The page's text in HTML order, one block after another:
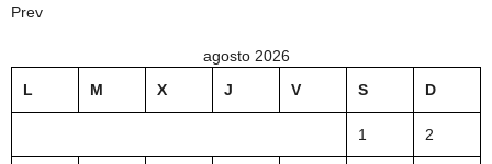
Prev
agosto 2026
L
M X J V S D
1 2